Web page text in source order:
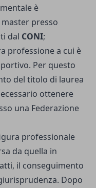
è
presso
dal CONI;
professione a cui è
Per questo
del titolo di laurea
ottenere
una Federazione
professionale
da quella in
il conseguimento
Dopo